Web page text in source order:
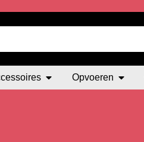
Opvoeren